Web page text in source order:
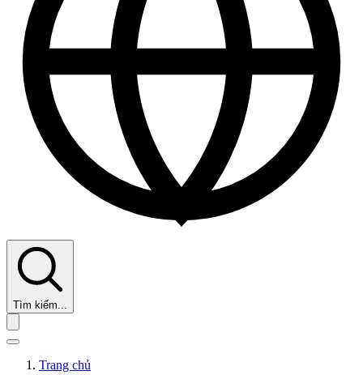
Tìm kiếm...
Trang chủ